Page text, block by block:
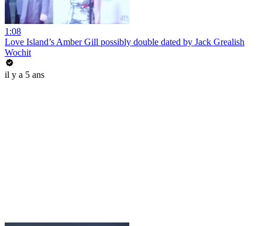
1:08
Love Island’s Amber Gill possibly double dated by Jack Grealish
Wochit
il y a 5 ans